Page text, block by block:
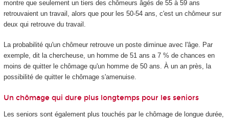
montre que seulement un tiers des chômeurs âgés de 55 à 59 ans
retrouvaient un travail, alors que pour les 50-54 ans, c'est un chômeur sur
deux qui retrouve du travail.
La probabilité qu'un chômeur retrouve un poste diminue avec l'âge. Par
exemple, dit la chercheuse, un homme de 51 ans a 7 % de chances en
moins de quitter le chômage qu'un homme de 50 ans. À un an près, la
possibilité de quitter le chômage s'amenuise.
Un chômage qui dure plus longtemps pour les seniors
Les seniors sont également plus touchés par le chômage de longue durée,